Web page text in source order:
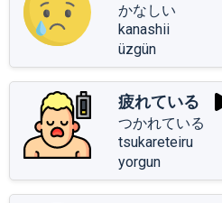
かなしい
kanashii
üzgün
疲れている
つかれている
tsukareteiru
yorgun